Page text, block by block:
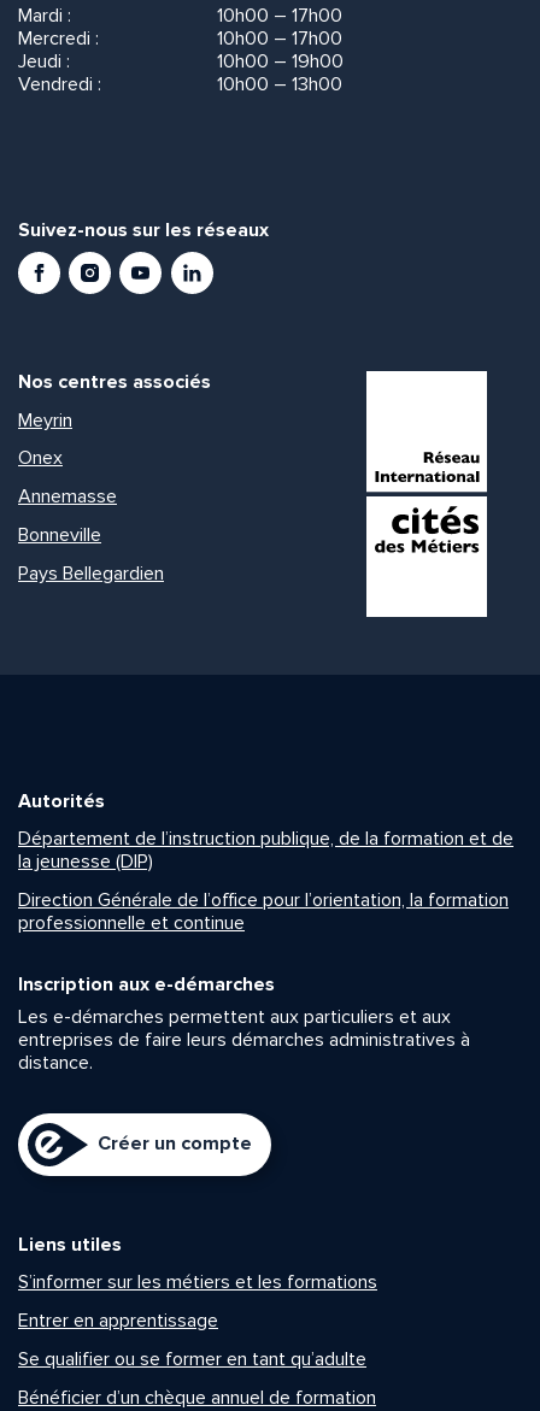
Mardi :
10h00 – 17h00
Mercredi :
10h00 – 17h00
Jeudi :
10h00 – 19h00
Vendredi :
10h00 – 13h00
Suivez-nous sur les réseaux
FacebookInstagramYoutubeLinkedIn
Nos centres associés
Meyrin
Onex
Annemasse
Bonneville
Pays Bellegardien
Autorités
Département de l’instruction publique, de la formation et de
la jeunesse (DIP)
Direction Générale de l’office pour l’orientation, la formation
professionnelle et continue
Inscription aux e-démarches
Les e-démarches permettent aux particuliers et aux
entreprises de faire leurs démarches administratives à
distance.
Créer un compte
Liens utiles
S’informer sur les métiers et les formations
Entrer en apprentissage
Se qualifier ou se former en tant qu’adulte
Bénéficier d’un chèque annuel de formation